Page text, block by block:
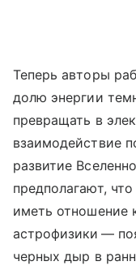
Теперь авторы
долю энергии
превращать в
взаимодействие
развитие
предполагают,
иметь отношение
астрофизики —
черных дыр в